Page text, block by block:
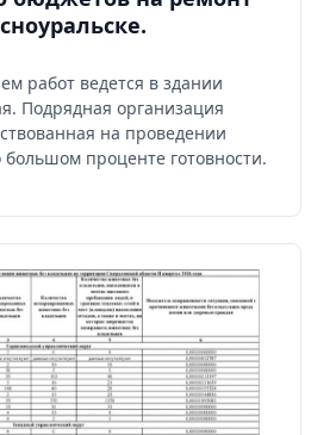
работ ведется в здании
Подрядная организация
на проведении
проценте готовности.